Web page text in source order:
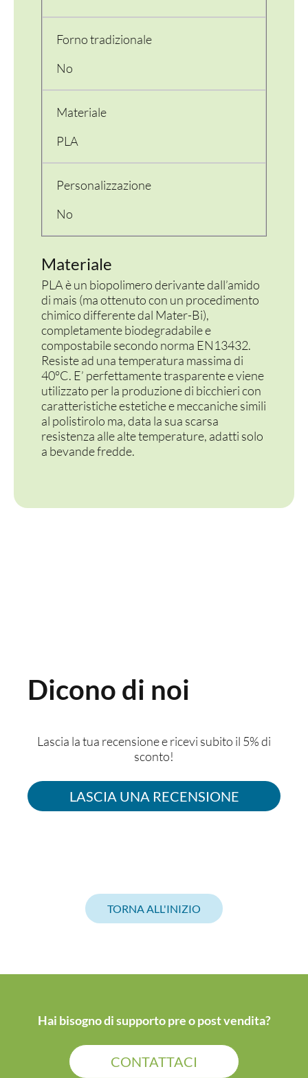
PER LA TAVOLA
FINGER E GELATO
VASSOI E COTTURA
TERMOSALDABILI
PERSONALIZZATI
Forno tradizionale
No
Materiale
PLA
Personalizzazione
No
Materiale
PLA è un biopolimero derivante dall’amido
di mais (ma ottenuto con un procedimento
chimico differente dal Mater-Bi),
completamente biodegradabile e
compostabile secondo norma EN13432.
Resiste ad una temperatura massima di
40°C. E’ perfettamente trasparente e viene
utilizzato per la produzione di bicchieri con
caratteristiche estetiche e meccaniche simili
al polistirolo ma, data la sua scarsa
resistenza alle alte temperature, adatti solo
a bevande fredde.
Dicono di noi
Lascia la tua recensione e ricevi subito il 5% di
sconto!
LASCIA UNA RECENSIONE
TORNA ALL'INIZIO
Hai bisogno di supporto pre o post vendita?
CONTATTACI